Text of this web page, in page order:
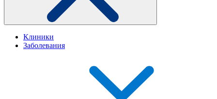
Клиники
Заболевания